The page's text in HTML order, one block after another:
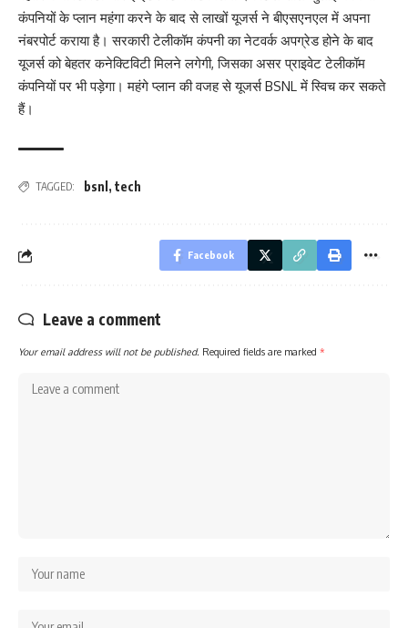
कंपनियों के प्लान महंगा करने के बाद से लाखों यूजर्स ने बीएसएनएल में अपना
नंबरपोर्ट कराया है। सरकारी टेलीकॉम कंपनी का नेटवर्क अपग्रेड होने के बाद
यूजर्स को बेहतर कनेक्टिविटी मिलने लगेगी, जिसका असर प्राइवेट टेलीकॉम
कंपनियों पर भी पड़ेगा। महंगे प्लान की वजह से यूजर्स BSNL में स्विच कर सकते
हैं।
TAGGED: bsnl , tech
Facebook
Leave a comment
Your email address will not be published. Required fields are marked *